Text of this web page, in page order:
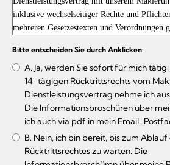
Bitte entscheiden Sie durch Anklicken:
A. Ja, werden Sie sofort für mich
14-tägigen Rücktrittsrechts vom
Dienstleistungsvertrag nehme ich
Die Informationsbroschüren über
ich auch via pdf in mein Email-
B. Nein, ich bin bereit, bis zum Ablauf
Rücktrittsrechtes zu warten. Die